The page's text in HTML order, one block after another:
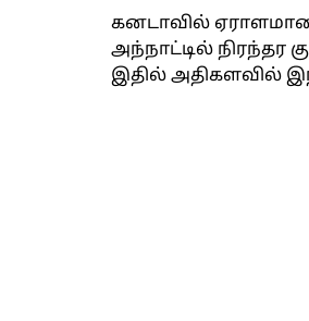
கனடாவில் ஏராளமான
அந்நாட்டில் நிரந்தர
இதில் அதிகளவில்